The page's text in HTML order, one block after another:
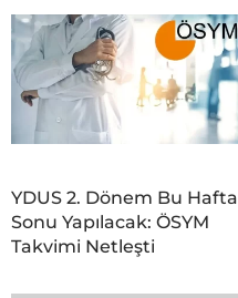
YDUS 2. Dönem Bu Hafta
Sonu Yapılacak: ÖSYM
Takvimi Netleşti